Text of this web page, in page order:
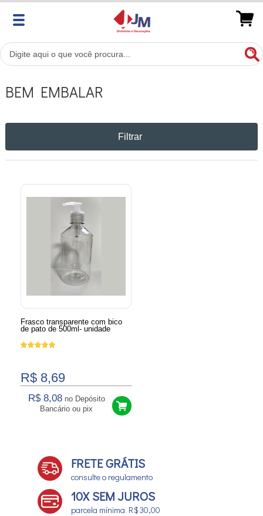
BEM EMBALAR
Filtrar
Frasco transparente com bico
de pato de 500ml- unidade
R$ 8,69
R$ 8,08 no Depósito
Bancário ou pix
FRETE GRÁTIS
consulte o regulamento
10X SEM JUROS
parcela mínima R$ 30,00